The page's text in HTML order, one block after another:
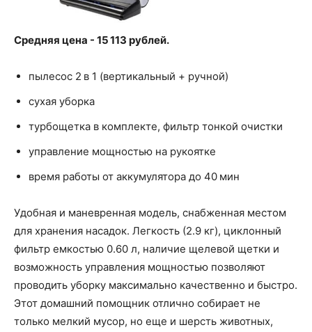
Средняя цена - 15 113 рублей.
пылесос 2 в 1 (вертикальный + ручной)
сухая уборка
турбощетка в комплекте, фильтр тонкой очистки
управление мощностью на рукоятке
время работы от аккумулятора до 40 мин
Удобная и маневренная модель, снабженная местом
для хранения насадок. Легкость (2.9 кг), циклонный
фильтр емкостью 0.60 л, наличие щелевой щетки и
возможность управления мощностью позволяют
проводить уборку максимально качественно и быстро.
Этот домашний помощник отлично собирает не
только мелкий мусор, но еще и шерсть животных,